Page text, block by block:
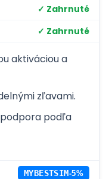
✓ Zahrnuté
✓ Zahrnuté
aktiváciou a
zľavami.
podľa
MYBESTSIM-5%